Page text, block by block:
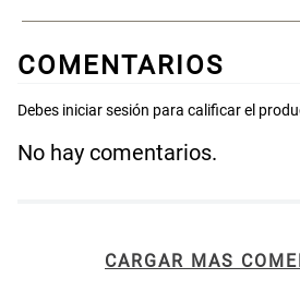
COMENTARIOS
No hay comentarios.
CARGAR MAS
Almohada Microfibra